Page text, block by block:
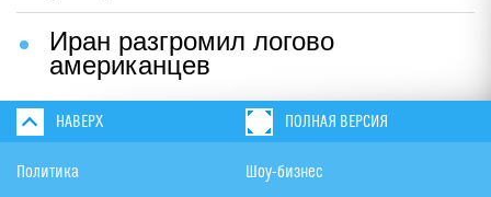
Иран разгромил логово
американцев
НАВЕРХ ПОЛНАЯ ВЕРСИЯ
Политика
Шоу-бизнес